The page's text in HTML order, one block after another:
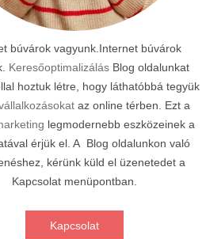
búvárok vagyunk.Internet búvárok
KeresőoptimalizálásBlog oldalunkat
hoztuk létre, hogy láthatóbbá tegyük
az online térben. Ezt a
legmodernebb eszközeinek a
érjük el. A Blog oldalunkon való
kérünk küld el üzenetedet a
Kapcsolat menüpontban.
Kapcsolat